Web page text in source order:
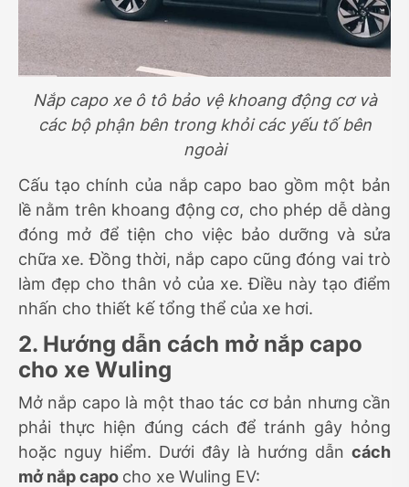
Nắp capo xe ô tô bảo vệ khoang động cơ và
các bộ phận bên trong khỏi các yếu tố bên
ngoài
Cấu tạo chính của nắp capo bao gồm một bản
lề nằm trên khoang động cơ, cho phép dễ dàng
đóng mở để tiện cho việc bảo dưỡng và sửa
chữa xe. Đồng thời, nắp capo cũng đóng vai trò
làm đẹp cho thân vỏ của xe. Điều này tạo điểm
nhấn cho thiết kế tổng thể của xe hơi.
2. Hướng dẫn cách mở nắp capo
cho xe Wuling
Mở nắp capo là một thao tác cơ bản nhưng cần
phải thực hiện đúng cách để tránh gây hỏng
hoặc nguy hiểm. Dưới đây là hướng dẫn cách
mở nắp capo cho xe Wuling EV: